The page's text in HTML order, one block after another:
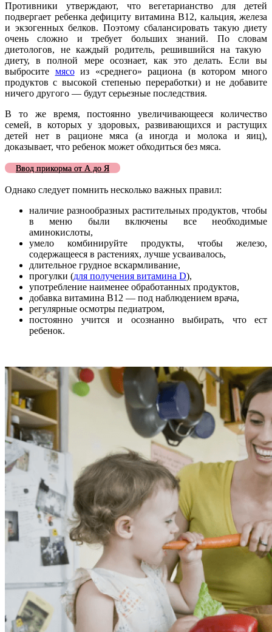
Противники утверждают, что вегетарианство для детей
подвергает ребенка дефициту витамина B12, кальция, железа
и экзогенных белков. Поэтому сбалансировать такую ​​диету
очень сложно и требует больших знаний. По словам
диетологов, не каждый родитель, решившийся на такую ​​
диету, в полной мере осознает, как это делать. Если вы
выбросите мясоиз «среднего» рациона (в котором много
продуктов с высокой степенью переработки) и не добавите
ничего другого — будут серьезные последствия.
В то же время, постоянно увеличивающееся количество
семей, в которых у здоровых, развивающихся и растущих
детей нет в рационе мяса (а иногда и молока и яиц),
доказывает, что ребенок может обходиться без мяса.
Ввод прикорма от А до Я
Однако следует помнить несколько важных правил:
наличие разнообразных растительных продуктов, чтобы
в меню были включены все необходимые
аминокислоты,
умело комбинируйте продукты, чтобы железо,
содержащееся в растениях, лучше усваивалось,
длительное грудное вскармливание,
прогулки (для получения витамина D),
употребление наименее обработанных продуктов,
добавка витамина B12 — под наблюдением врача,
регулярные осмотры педиатром,
постоянно учится и осознанно выбирать, что ест
ребенок.